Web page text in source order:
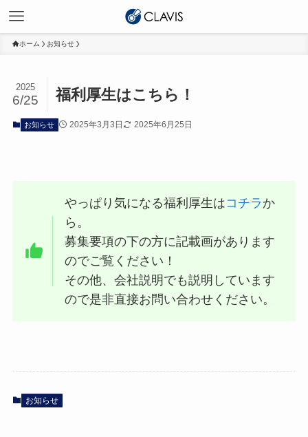
ホーム お知らせ
福利厚生はこちら！
2025
6/25
お知らせ 2025年3月3日 2025年6月25日
やっぱり気になる福利厚生はコチラ か
ら。
募集要項の下の方に記載画があります
のでご覧ください！
その他、会社説明でも説明しています
ので是非直接お問い合わせください。
お知らせ